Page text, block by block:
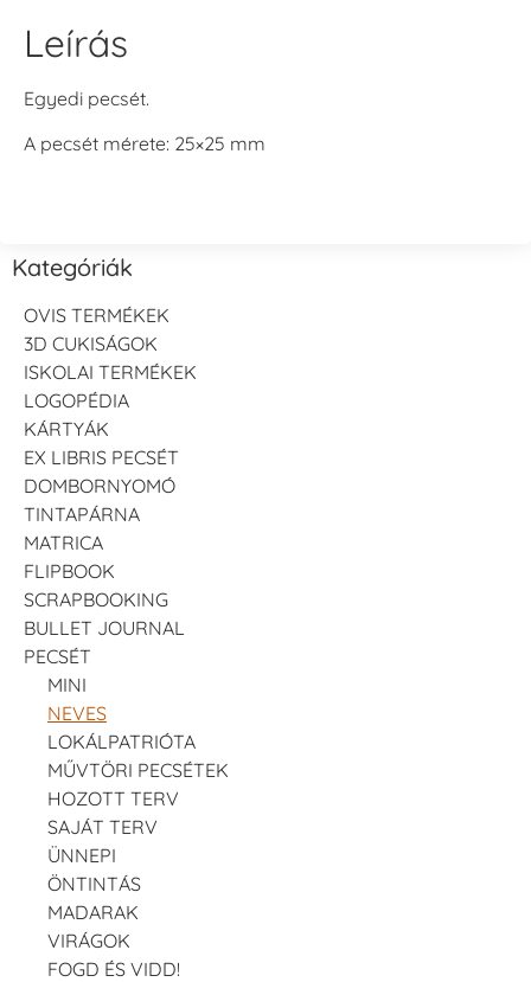
Leírás
Egyedi pecsét.
A pecsét mérete: 25×25 mm
Kategóriák
OVIS TERMÉKEK
3D CUKISÁGOK
ISKOLAI TERMÉKEK
LOGOPÉDIA
KÁRTYÁK
EX LIBRIS PECSÉT
DOMBORNYOMÓ
TINTAPÁRNA
MATRICA
FLIPBOOK
SCRAPBOOKING
BULLET JOURNAL
PECSÉT
MINI
NEVES
LOKÁLPATRIÓTA
MŰVTÖRI PECSÉTEK
HOZOTT TERV
SAJÁT TERV
ÜNNEPI
ÖNTINTÁS
MADARAK
VIRÁGOK
FOGD ÉS VIDD!